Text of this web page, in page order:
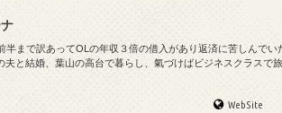
半まで訳あってOLの年収３倍の借入があり返済に苦しんで
夫と結婚、葉山の高台で暮らし、氣づけばビジネスクラスで
WebSite